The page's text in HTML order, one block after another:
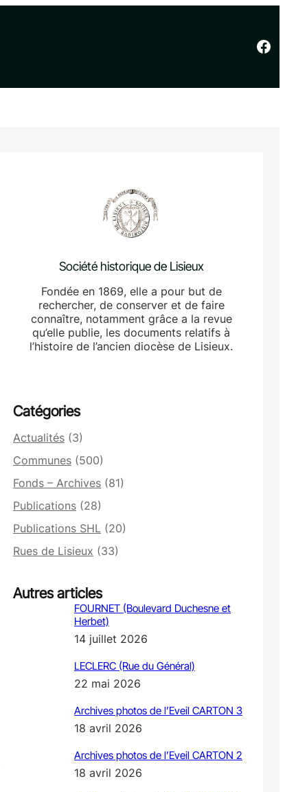
Facebook
Société historique de Lisieux
Fondée en 1869, elle a pour but de
rechercher, de conserver et de faire
connaître, notamment grâce a la revue
qu’elle publie, les documents relatifs à
l’histoire de l’ancien diocèse de Lisieux.
Catégories
Actualités (3)
Communes (500)
Fonds – Archives (81)
Publications (28)
Publications SHL (20)
Rues de Lisieux (33)
Autres articles
FOURNET (Boulevard Duchesne et
Herbet)
14 juillet 2026
LECLERC (Rue du Général)
22 mai 2026
Archives photos de l’Eveil CARTON 3
18 avril 2026
Archives photos de l’Eveil CARTON 2
18 avril 2026